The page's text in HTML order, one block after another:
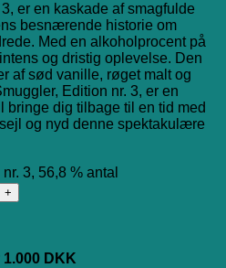
er en kaskade af smagfulde
besnærende historie om
Med en alkoholprocent på
og dristig oplevelse. Den
af sød vanille, røget malt og
Edition nr. 3, er en
bringe dig tilbage til en tid med
og nyd denne spektakulære
3, 56,8 % antal
DKK